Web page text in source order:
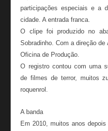
participações especiais e a
cidade. A entrada franca.
O clipe foi produzido no
Sobradinho. Com a direção
Oficina de Produção.
O registro contou com uma
de filmes de terror, muitos
roquenrol.
A banda
Em 2010, muitos anos